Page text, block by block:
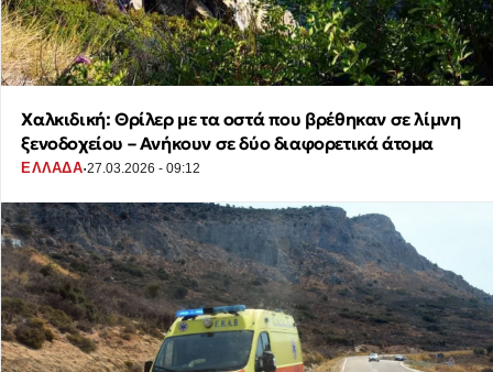
Χαλκιδική: Θρίλερ με τα οστά που βρέθηκαν σε λίμνη
ξενοδοχείου – Ανήκουν σε δύο διαφορετικά άτομα
ΕΛΛΑΔΑ·27.03.2026 - 09:12